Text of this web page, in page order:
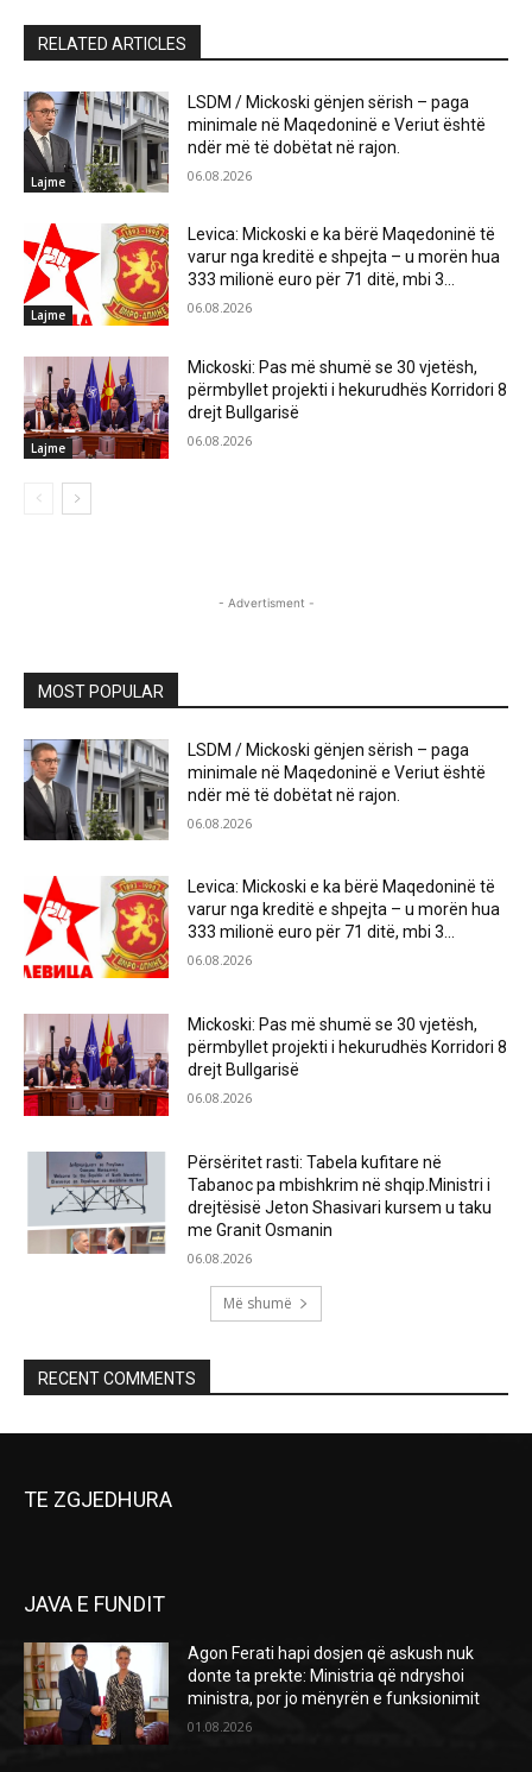
RELATED ARTICLES
Lajme
LSDM / Mickoski gënjen sërish – paga
minimale në Maqedoninë e Veriut është
ndër më të dobëtat në rajon.
06.08.2026
Lajme
Levica: Mickoski e ka bërë Maqedoninë të
varur nga kreditë e shpejta – u morën hua
333 milionë euro për 71 ditë, mbi 3...
06.08.2026
Lajme
Mickoski: Pas më shumë se 30 vjetësh,
përmbyllet projekti i hekurudhës Korridori 8
drejt Bullgarisë
06.08.2026
- Advertisment -
MOST POPULAR
LSDM / Mickoski gënjen sërish – paga
minimale në Maqedoninë e Veriut është
ndër më të dobëtat në rajon.
06.08.2026
Levica: Mickoski e ka bërë Maqedoninë të
varur nga kreditë e shpejta – u morën hua
333 milionë euro për 71 ditë, mbi 3...
06.08.2026
Mickoski: Pas më shumë se 30 vjetësh,
përmbyllet projekti i hekurudhës Korridori 8
drejt Bullgarisë
06.08.2026
Përsëritet rasti: Tabela kufitare në
Tabanoc pa mbishkrim në shqip.Ministri i
drejtësisë Jeton Shasivari kursem u taku
me Granit Osmanin
06.08.2026
Më shumë
RECENT COMMENTS
TE ZGJEDHURA
JAVA E FUNDIT
Agon Ferati hapi dosjen që askush nuk
donte ta prekte: Ministria që ndryshoi
ministra, por jo mënyrën e funksionimit
01.08.2026